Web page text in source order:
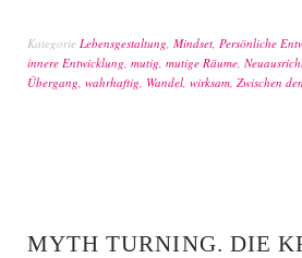
Kategorie Lebensgestaltung, Mindset, Persönliche
innere Entwicklung, mutig, mutige Räume,
Übergang, wahrhaftig, Wandel, wirksam, Zwischen
MYTH TURNING. DIE